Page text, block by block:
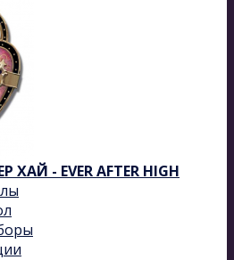
- EVER AFTER HIGH